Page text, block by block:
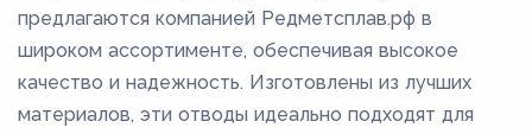
предлагаются компанией Редметсплав.рф в
широком ассортименте, обеспечивая высокое
качество и надежность. Изготовлены из лучших
материалов, эти отводы идеально подходят для